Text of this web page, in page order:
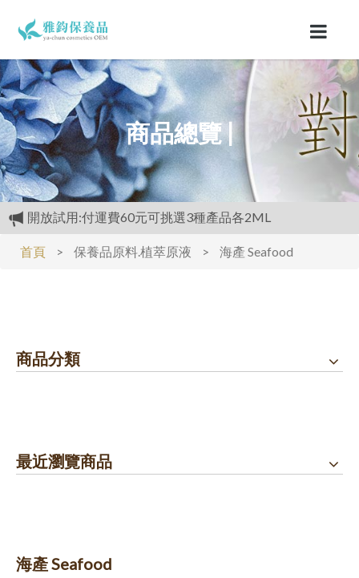
商品總覽 |
開放試用:付運費60元可挑選3種產品各2ML
滿3000元再送精美好禮
購物禮:送夏日涼感劑100cc.只能噴衣服.不要噴皮膚
首頁 > 保養品原料.植萃原液 > 海產 Seafood
商品分類
最近瀏覽商品
海產 Seafood